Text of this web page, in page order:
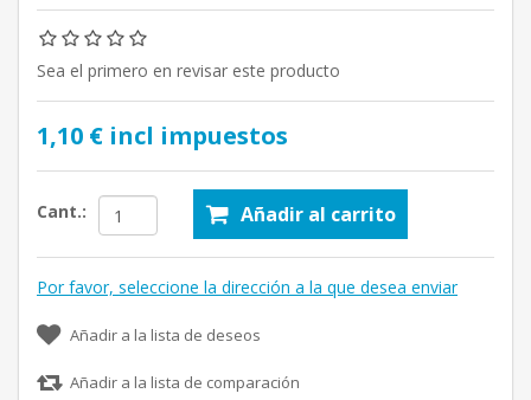
Sea el primero en revisar este producto
1,10 € incl impuestos
Cant.: Añadir al carrito
Por favor, seleccione la dirección a la que desea enviar
Añadir a la lista de deseos
Añadir a la lista de comparación